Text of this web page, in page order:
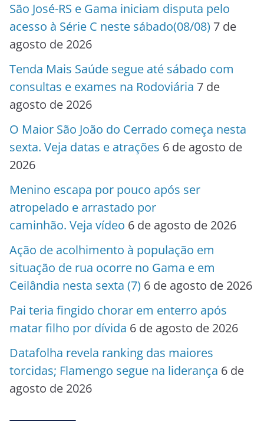
São José-RS e Gama iniciam disputa pelo
acesso à Série C neste sábado(08/08) 7 de
agosto de 2026
Tenda Mais Saúde segue até sábado com
consultas e exames na Rodoviária 7 de
agosto de 2026
O Maior São João do Cerrado começa nesta
sexta. Veja datas e atrações 6 de agosto de
2026
Menino escapa por pouco após ser
atropelado e arrastado por
caminhão. Veja vídeo 6 de agosto de 2026
Ação de acolhimento à população em
situação de rua ocorre no Gama e em
Ceilândia nesta sexta (7) 6 de agosto de 2026
Pai teria fingido chorar em enterro após
matar filho por dívida 6 de agosto de 2026
Datafolha revela ranking das maiores
torcidas; Flamengo segue na liderança 6 de
agosto de 2026